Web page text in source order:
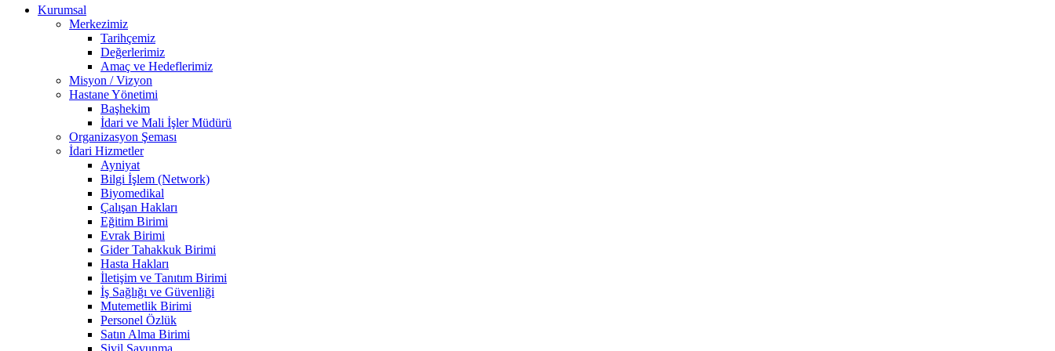
Kurumsal
Merkezimiz
Tarihçemiz
Değerlerimiz
Amaç ve Hedeflerimiz
Misyon / Vizyon
Hastane Yönetimi
Başhekim
İdari ve Mali İşler Müdürü
Organizasyon Şeması
İdari Hizmetler
Ayniyat
Bilgi İşlem (Network)
Biyomedikal
Çalışan Hakları
Eğitim Birimi
Evrak Birimi
Gider Tahakkuk Birimi
Hasta Hakları
İletişim ve Tanıtım Birimi
İş Sağlığı ve Güvenliği
Mutemetlik Birimi
Personel Özlük
Satın Alma Birimi
Sivil Savunma